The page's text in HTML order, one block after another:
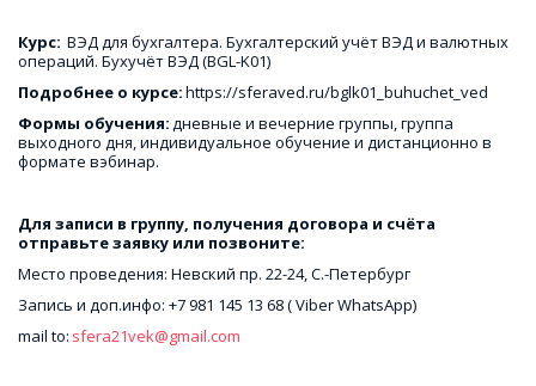
Курс: ВЭД для бухгалтера. Бухгалтерский учёт ВЭД и валютных
операций. Бухучёт ВЭД (BGL-K01)
Подробнее о курсе: https://sferaved.ru/bglk01_buhuchet_ved
Формы обучения: дневные и вечерние группы, группа
выходного дня, индивидуальное обучение и дистанционно в
формате вэбинар.
Для записи в группу, получения договора и счёта
отправьте заявку или позвоните:
Место проведения: Невский пр. 22-24, С.-Петербург
Запись и доп.инфо: +7 981 145 13 68 ( Viber WhatsApp)
mail to: sfera21vek@gmail.com